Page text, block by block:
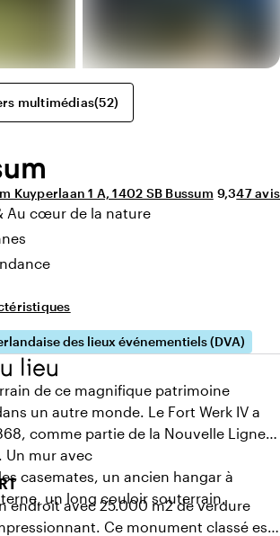
multimédias(52)
Kuyperlaan 1 A, 1402 SB Bussum Note
9,347 avis
Au cœur de la nature
des lieux événementiels (DVA)
lieu
de ce magnifique patrimoine
un autre monde. Le Fort Werk IV a
comme partie de la Nouvelle Ligne
Un mur avec
casemates, un ancien hangar à
un long couloir souterrain.
endroit avec 25.000 m2 de verdure
Ce monument classé est